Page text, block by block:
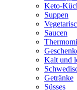
Keto-
Suppen
Saucen
Kalt und
Getränke
Süsses